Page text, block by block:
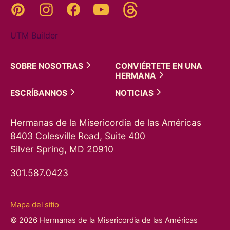
Pinterest InstagramFacebookYouTube
UTM Builder
SOBRE NOSOTRAS
CONVIÉRTETE EN UNA
HERMANA
ESCRÍBANNOS
NOTICIAS
Hermanas de la Misericordia de las Américas
8403 Colesville Road, Suite 400
Silver Spring, MD 20910
301.587.0423
Mapa del sitio
© 2026 Hermanas de la Misericordia de las Américas